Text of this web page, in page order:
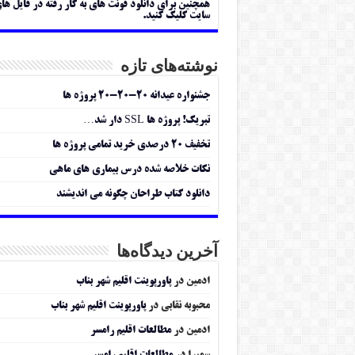
همچنین برای دانلود فونت های به کار رفته در فایل
سایت کلیک کنید.
نوشته‌های تازه
جشنواره عیدانه ۲۰-۲۰-۲۰ پروژه ها
تبریک! پروژه ها SSL دار شد…
تخفیف ۲۰ درصدی خرید تمامی پروژه ها
نکات خلاصه شده درس بیماری های ماهی
دانلود کتاب طراحان چگونه می اندیشند
آخرین دیدگاه‌ها
ادمین درپاورپوینت اقلیم شهر بناب
محبوبه نقابی درپاورپوینت اقلیم شهر بناب
ادمین درمطالعات اقلیم رامسر